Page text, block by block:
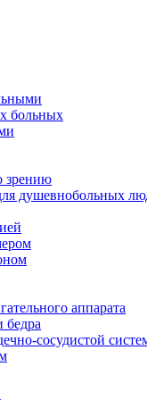
больных
зрению
душевнобольных
аппарата
бедра
сосудистой